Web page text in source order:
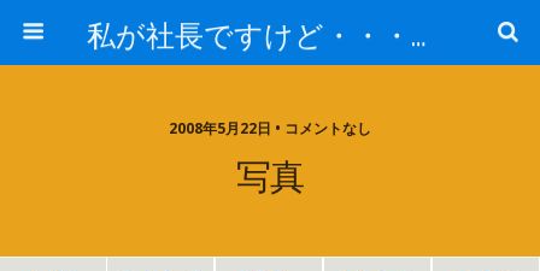
私が社長ですけど・・・何か!?
2008年5月22日 • コメントなし
写真